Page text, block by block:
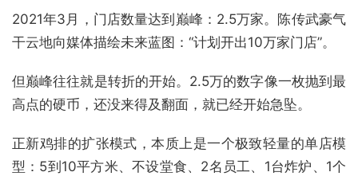
2021年3月，门店数量达到巅峰：2.5万家。陈传武豪气
干云地向媒体描绘未来蓝图：“计划开出10万家门店”。
但巅峰往往就是转折的开始。2.5万的数字像一枚抛到最
高点的硬币，还没来得及翻面，就已经开始急坠。
正新鸡排的扩张模式，本质上是一个极致轻量的单店模
型：5到10平方米、不设堂食、2名员工、1台炸炉、1个